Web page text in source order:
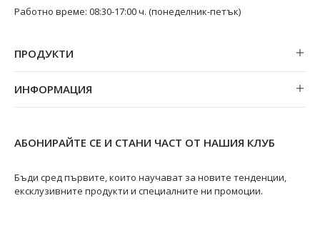
Работно време: 08:30-17:00 ч. (понеделник-петък)
ПРОДУКТИ
Гривни
ИНФОРМАЦИЯ
Магазини
Ремонт на бижута
Видове перли
АБОНИРАЙТЕ СЕ И СТАНИ ЧАСТ ОТ НАШИЯ КЛУБ
Бъди сред първите, които научават за новите тенденции,
ексклузивните продукти и специалните ни промоции.